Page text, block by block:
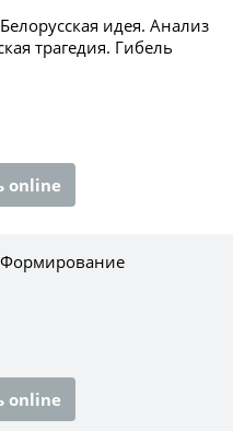
идея. Анализ
трагедия. Гибель
online
Формирование
online